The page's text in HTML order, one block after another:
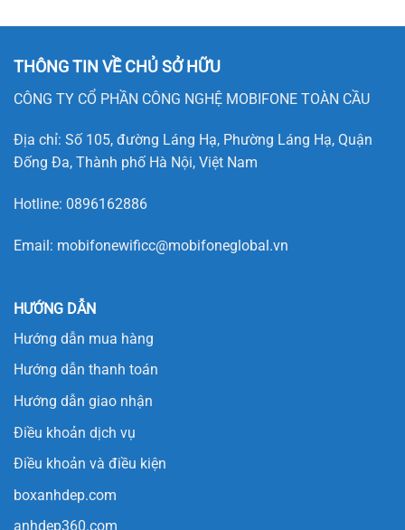
THÔNG TIN VỀ CHỦ SỞ HỮU
CÔNG TY CỔ PHẦN CÔNG NGHỆ MOBIFONE TOÀN CẦU
Địa chỉ: Số 105, đường Láng Hạ, Phường Láng Hạ, Quận
Đống Đa, Thành phố Hà Nội, Việt Nam
Hotline: 0896162886
Email: mobifonewificc@mobifoneglobal.vn
HƯỚNG DẪN
Hướng dẫn mua hàng
Hướng dẫn thanh toán
Hướng dẫn giao nhận
Điều khoản dịch vụ
Điều khoản và điều kiện
boxanhdep.com
anhdep360.com